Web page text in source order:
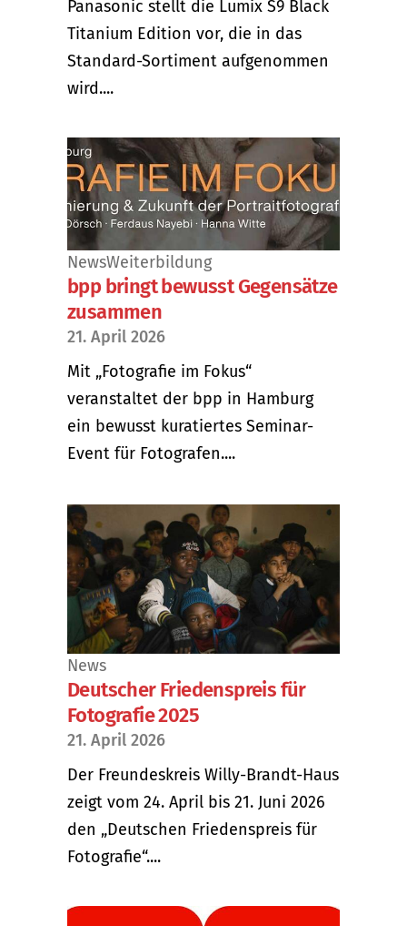
Panasonic stellt die Lumix S9 Black
Titanium Edition vor, die in das
Standard-Sortiment aufgenommen
wird....
NewsWeiterbildung
bpp bringt bewusst Gegensätze
zusammen
21. April 2026
Mit „Fotografie im Fokus“
veranstaltet der bpp in Hamburg
ein bewusst kuratiertes Seminar-
Event für Fotografen....
News
Deutscher Friedenspreis für
Fotografie 2025
21. April 2026
Der Freundeskreis Willy-Brandt-Haus
zeigt vom 24. April bis 21. Juni 2026
den „Deutschen Friedenspreis für
Fotografie“....